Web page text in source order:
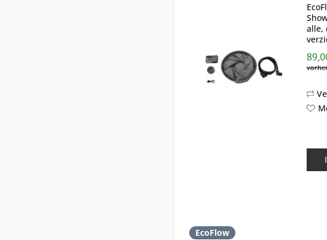
alle,
–
EcoFlow